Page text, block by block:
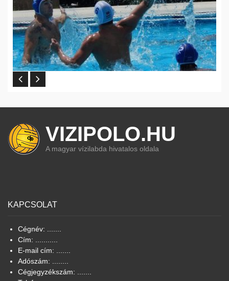
VIZIPOLO.HU
A magyar vízilabda hivatalos oldala
KAPCSOLAT
Cégnév: .......
Cím: ...........
E-mail cím: .......
Adószám: ........
Cégjegyzékszám: .......